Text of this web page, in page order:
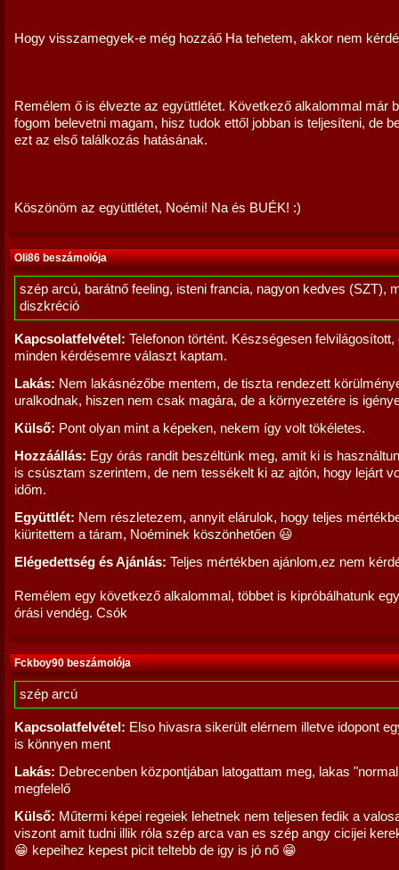
Hogy visszamegyek-e még hozzáő Ha tehetem, akkor nem
Remélem ő is élvezte az együttlétet. Következő alkalommal már
fogom belevetni magam, hisz tudok ettől jobban is teljesíteni, de
ezt az első találkozás hatásának.
Köszönöm az együttlétet, Noémi! Na és BUÉK! :)
Oli86 beszámolója
szép arcú, barátnő feeling, isteni francia, nagyon kedves (SZT),
diszkréció
Kapcsolatfelvétel: Telefonon történt. Készségesen felvilágosított,
minden kérdésemre választ kaptam.
Lakás: Nem lakásnézőbe mentem, de tiszta rendezett
uralkodnak, hiszen nem csak magára, de a környezetére is
Külső: Pont olyan mint a képeken, nekem így volt tökéletes.
Hozzáállás: Egy órás randit beszéltünk meg, amit ki is
is csúsztam szerintem, de nem tessékelt ki az ajtón, hogy lejárt
időm.
Együttlét: Nem részletezem, annyit elárulok, hogy teljes
kiüritettem a táram, Noéminek köszönhetően 😃
Elégedettség és Ajánlás: Teljes mértékben ajánlom,ez nem
Remélem egy következő alkalommal, többet is kipróbálhatunk
órási vendég. Csók
Fckboy90 beszámolója
szép arcú
Kapcsolatfelvétel: Elso hivasra sikerült elérnem illetve idopont
is könnyen ment
Lakás: Debrecenben központjában latogattam meg, lakas
megfelelő
Külső: Műtermi képei regeiek lehetnek nem teljesen fedik a
viszont amit tudni illik róla szép arca van es szép angy cicijei
😁 kepeihez kepest picit teltebb de igy is jó nő 😁